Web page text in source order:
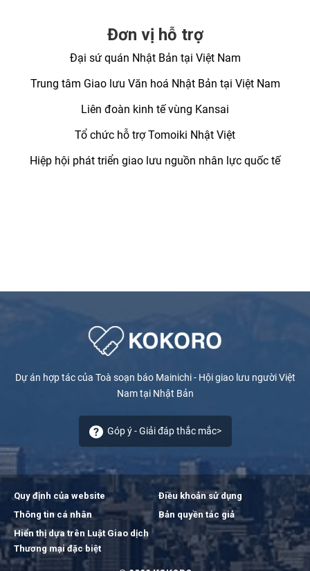
Đơn vị hỗ trợ
Đại sứ quán Nhật Bản tại Việt Nam
Trung tâm Giao lưu Văn hoá Nhật Bản tại Việt Nam
Liên đoàn kinh tế vùng Kansai
Tổ chức hỗ trợ Tomoiki Nhật Việt
Hiệp hội phát triển giao lưu nguồn nhân lực quốc tế
Dự án hợp tác của Toà soạn báo Mainichi - Hội giao lưu người Việt
Nam tại Nhật Bản
Góp ý - Giải đáp thắc mắc>
Quy định của website
Điều khoản sử dụng
Thông tin cá nhân
Bản quyền tác giả
Hiển thị dựa trên Luật Giao dịch
Thương mại đặc biệt